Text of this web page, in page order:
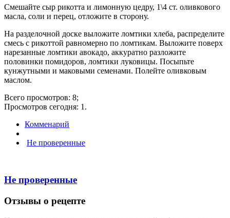
Смешайте сыр рикотта и лимонную цедру, 1\4 ст. оливкового
масла, соли и перец, отложите в сторону.
На разделочной доске выложите ломтики хлеба, распределите
смесь с рикоттой равномерно по ломтикам. Выложите поверх
нарезанные ломтики авокадо, аккуратно разложите
половинки помидоров, ломтики луковицы. Посыпьте
кунжутными и маковыми семенами. Полейте оливковым
маслом.
Всего просмотров: 8;
Просмотров сегодня: 1.
Комменарий
Не проверенные
Не проверенные
Отзывы о рецепте